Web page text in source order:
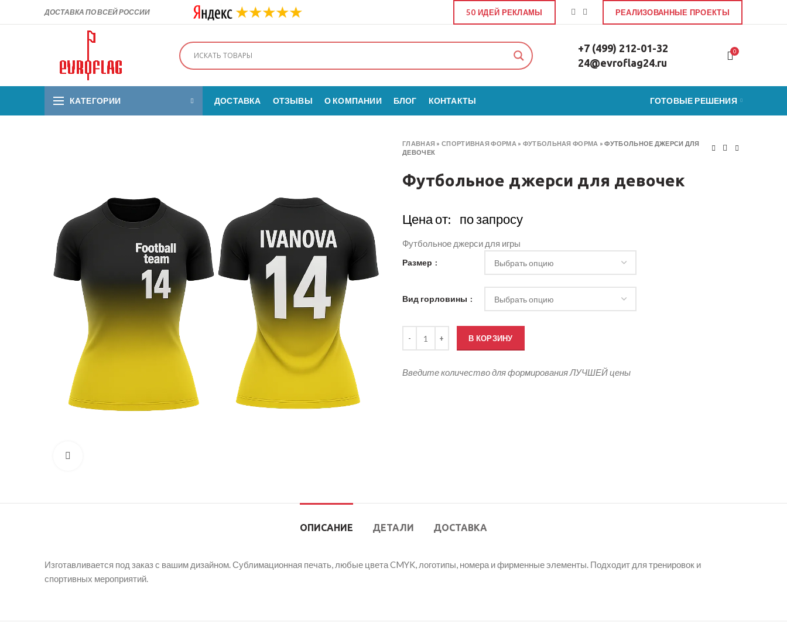
ДОСТАВКА ПО ВСЕЙ РОССИИ 50 ИДЕЙ РЕКЛАМЫ РЕАЛИЗОВАННЫЕ ПРОЕКТЫ
+7 (499) 212-01-32
24@evroflag24.ru
0
КАТЕГОРИИ ДОСТАВКА ОТЗЫВЫ О КОМПАНИИ БЛОГ КОНТАКТЫ ГОТОВЫЕ РЕШЕНИЯ
ГЛАВНАЯ »СПОРТИВНАЯ ФОРМА » ФУТБОЛЬНАЯ ФОРМА »ФУТБОЛЬНОЕ ДЖЕРСИ ДЛЯ
ДЕВОЧЕК
Футбольное джерси для девочек
Цена от: по запросу
Футбольное джерси для игры
Размер
Вид горловины
В КОРЗИНУ
Введите количество для формирования ЛУЧШЕЙ цены
ОПИСАНИЕ ДЕТАЛИ ДОСТАВКА
Изготавливается под заказ с вашим дизайном. Сублимационная печать, любые цвета CMYK, логотипы, номера и фирменные элементы. Подходит для тренировок и
спортивных мероприятий.